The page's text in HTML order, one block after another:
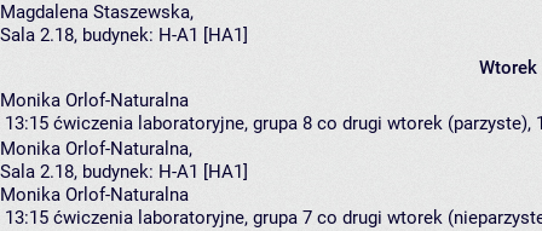
Magdalena Staszewska,
Sala 2.18, budynek: H-A1 [HA1]
Wtorek
Monika Orlof-Naturalna
13:15 ćwiczenia laboratoryjne, grupa 8 co drugi wtorek (parzyste),
Monika Orlof-Naturalna,
Sala 2.18, budynek: H-A1 [HA1]
Monika Orlof-Naturalna
13:15 ćwiczenia laboratoryjne, grupa 7 co drugi wtorek